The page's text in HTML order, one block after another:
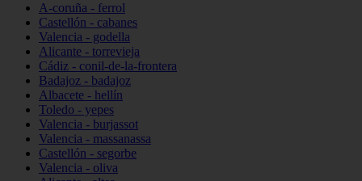
A-coruña - ferrol
Castellón - cabanes
Valencia - godella
Alicante - torrevieja
Cádiz - conil-de-la-frontera
Badajoz - badajoz
Albacete - hellín
Toledo - yepes
Valencia - burjassot
Valencia - massanassa
Castellón - segorbe
Valencia - oliva